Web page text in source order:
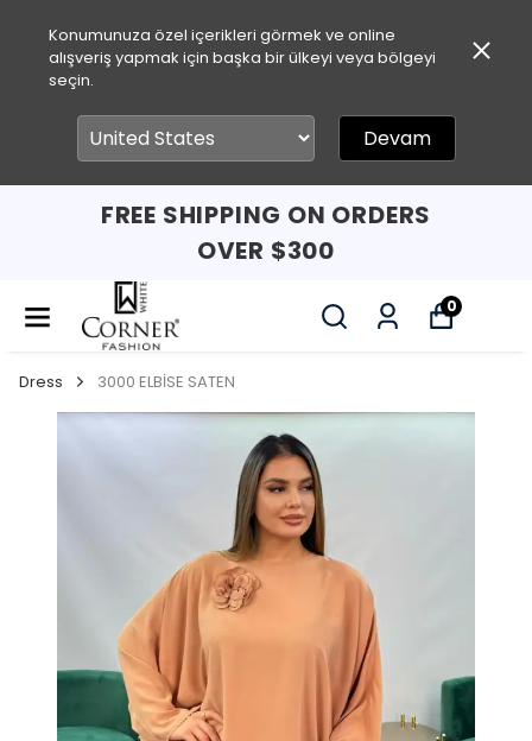
Konumunuza özel içerikleri görmek ve online
alışveriş yapmak için başka bir ülkeyi veya bölgeyi
seçin.
Devam
FREE SHIPPING ON ORDERS
OVER $300
0
Dress 3000 ELBİSE SATEN